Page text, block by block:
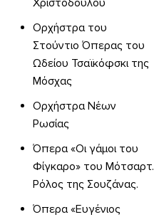
Χριστοδούλου
Ορχήστρα του
Στούντιο Όπερας του
Ωδείου Τσαϊκόφσκι της
Μόσχας
Ορχήστρα Νέων
Ρωσίας
Όπερα «Οι γάμοι του
Φίγκαρο» του Μότσαρτ.
Ρόλος της Σουζάνας.
Όπερα «Ευγένιος